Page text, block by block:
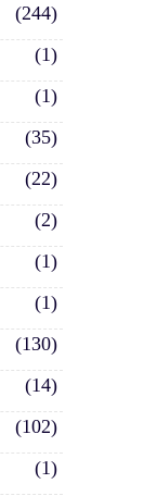
(244)
(1)
(1)
(35)
(22)
(2)
(1)
(1)
(130)
(14)
(102)
(1)